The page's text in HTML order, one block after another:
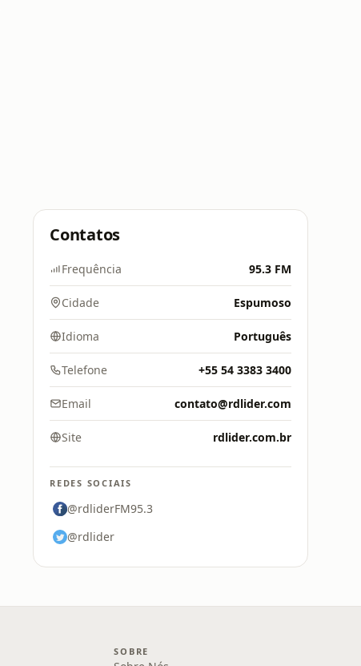
Contatos
Frequência 95.3 FM
Cidade Espumoso
Idioma Português
Telefone +55 54 3383 3400
Email contato@rdlider.com
Site rdlider.com.br
REDES SOCIAIS
@rdliderFM95.3
@rdlider
SOBRE